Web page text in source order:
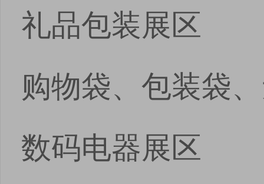
礼品包装展区
购物袋、包装袋
数码电器展区